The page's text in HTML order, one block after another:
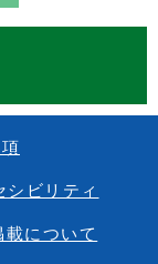
シビリティ
について